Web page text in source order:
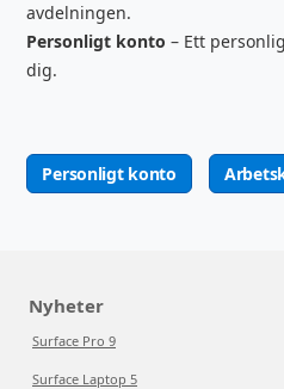
avdelningen.
Personligt konto – Ett
dig.
Personligt konto
Nyheter
Surface Pro 9
Surface Laptop 5